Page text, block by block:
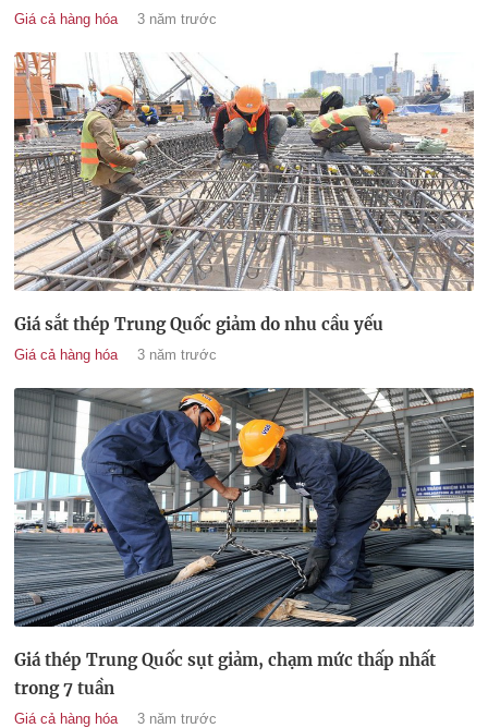
Giá cả hàng hóa 3 năm trước
Giá sắt thép Trung Quốc giảm do nhu cầu yếu
Giá cả hàng hóa 3 năm trước
Giá thép Trung Quốc sụt giảm, chạm mức thấp nhất
trong 7 tuần
Giá cả hàng hóa 3 năm trước